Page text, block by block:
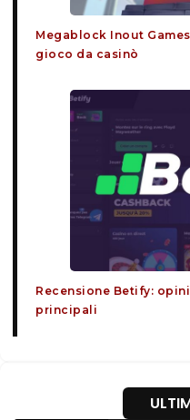
Megablock Inout
gioco da casinò
Recensione Betify:
principali